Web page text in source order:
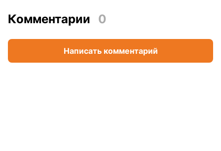
Комментарии 0
Написать комментарий